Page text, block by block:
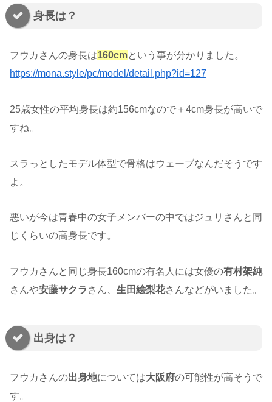
身長は？
フウカさんの身長は160cmという事が分かりました。
https://mona.style/pc/model/detail.php?id=127
25歳女性の平均身長は約156cmなので＋4cm身長が高いで
すね。
スラっとしたモデル体型で骨格はウェーブなんだそうです
よ。
悪いが今は青春中の女子メンバーの中ではジュリさんと同
じくらいの高身長です。
フウカさんと同じ身長160cmの有名人には女優の有村架純
さんや安藤サクラ さん、 生田絵梨花さんなどがいました。
出身は？
フウカさんの出身地については大阪府の可能性が高そうで
す。